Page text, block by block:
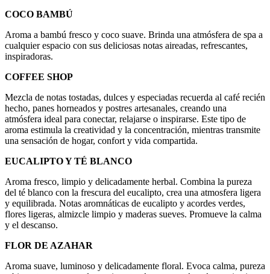
COCO BAMBÚ
Aroma a bambú fresco y coco suave. Brinda una atmósfera de spa a
cualquier espacio con sus deliciosas notas aireadas, refrescantes,
inspiradoras.
COFFEE SHOP
Mezcla de notas tostadas, dulces y especiadas recuerda al café recién
hecho, panes horneados y postres artesanales, creando una
atmósfera ideal para conectar, relajarse o inspirarse. Este tipo de
aroma estimula la creatividad y la concentración, mientras transmite
una sensación de hogar, confort y vida compartida.
EUCALIPTO Y TÉ BLANCO
Aroma fresco, limpio y delicadamente herbal. Combina la pureza
del té blanco con la frescura del eucalipto, crea una atmosfera ligera
y equilibrada. Notas aromnáticas de eucalipto y acordes verdes,
flores ligeras, almizcle limpio y maderas sueves. Promueve la calma
y el descanso.
FLOR DE AZAHAR
Aroma suave, luminoso y delicadamente floral. Evoca calma, pureza